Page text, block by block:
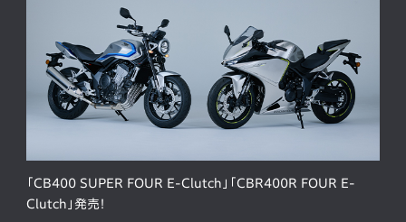
「CB400 SUPER FOUR E-Clutch」「CBR400R FOUR E-
Clutch」発売！